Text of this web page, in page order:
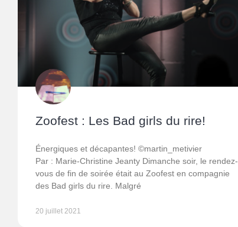
Zoofest : Les Bad girls du rire!
Énergiques et décapantes! ©martin_metivier
Par : Marie-Christine Jeanty Dimanche soir, le rendez-
vous de fin de soirée était au Zoofest en compagnie
des Bad girls du rire. Malgré
20 juillet 2021